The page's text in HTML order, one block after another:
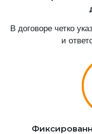
В договоре четко
и